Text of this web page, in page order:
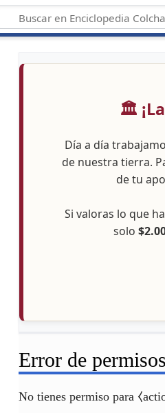
🏛️
Día a día
de nuestra tierra.
de tu
Si valoras lo que
solo
Error de permisos
No tienes permiso para